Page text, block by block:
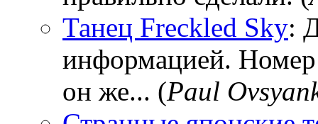
Танец Freckled Sky:
информацией.
он же... (Paul